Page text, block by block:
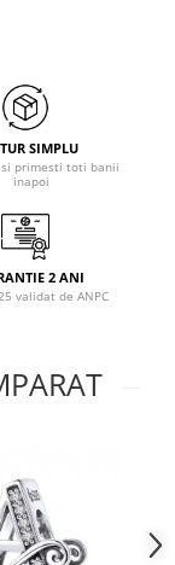
SIMPLU
si primesti toti banii
inapoi
2 ANI
validat de ANPC